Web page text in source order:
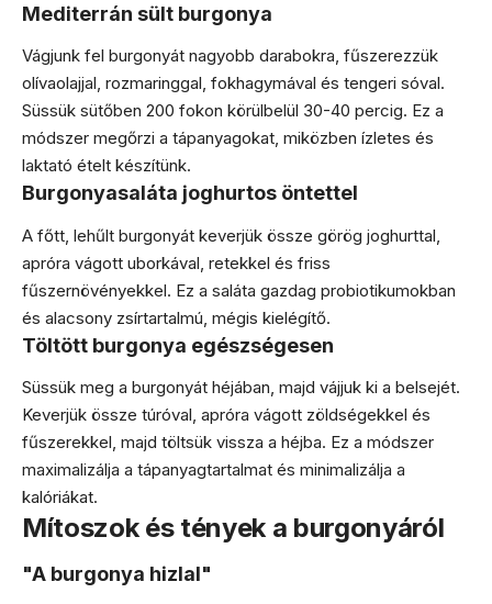
Mediterrán sült burgonya
Vágjunk fel burgonyát nagyobb darabokra, fűszerezzük
olívaolajjal, rozmaringgal, fokhagymával és tengeri sóval.
Süssük sütőben 200 fokon körülbelül 30-40 percig. Ez a
módszer megőrzi a tápanyagokat, miközben ízletes és
laktató ételt készítünk.
Burgonyasaláta joghurtos öntettel
A főtt, lehűlt burgonyát keverjük össze görög joghurttal,
apróra vágott uborkával, retekkel és friss
fűszernövényekkel. Ez a saláta gazdag probiotikumokban
és alacsony zsírtartalmú, mégis kielégítő.
Töltött burgonya egészségesen
Süssük meg a burgonyát héjában, majd vájjuk ki a belsejét.
Keverjük össze túróval, apróra vágott zöldségekkel és
fűszerekkel, majd töltsük vissza a héjba. Ez a módszer
maximalizálja a tápanyagtartalmat és minimalizálja a
kalóriákat.
Mítoszok és tények a burgonyáról
"A burgonya hizlal"